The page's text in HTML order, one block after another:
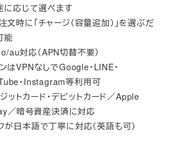
に応じて選べます
時に「チャージ（容量追加）」を選ぶだ
能
au対応（APN切替不要）
はVPNなしでGoogle・LINE・
・Instagram等利用可
ットカード・デビットカード／Apple
／暗号資産決済に対応
が日本語で丁寧に対応（英語も可）